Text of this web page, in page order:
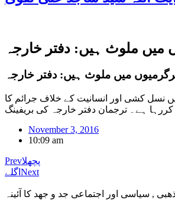
میں ملوث ہیں: دفتر خارجہ
میں ملوث ہیں: دفتر خارجہ
نسل کشی اور انسانیت کے خلاف جرائم کا
کررہا ہے۔ ترجمان دفتر خارجہ کی بریفینگ
November 3, 2016
10:09 am
Prevپچھلا
اگلے Next
, سیاسی اور اجتماعی جد و جهد کا آئینہ